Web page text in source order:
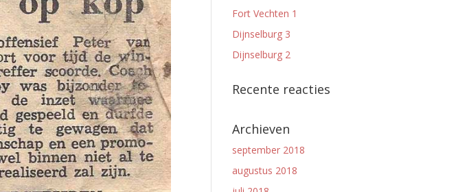
Fort Vechten 1
Dijnselburg 3
Dijnselburg 2
Recente reacties
Archieven
september 2018
augustus 2018